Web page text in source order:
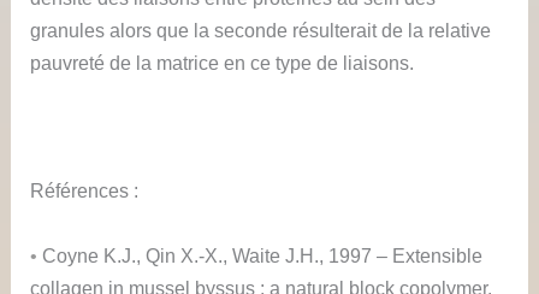
granules alors que la seconde résulterait de la relative
pauvreté de la matrice en ce type de liaisons.
Références :
• Coyne K.J., Qin X.-X., Waite J.H., 1997 – Extensible
collagen in mussel byssus : a natural block copolymer.